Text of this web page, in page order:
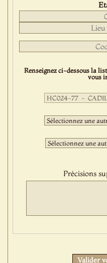
Renseignez ci-dessous la
vous
Première
sélection
:Deuxième
sélection
:Troisième
sélection
Précisions
Valider